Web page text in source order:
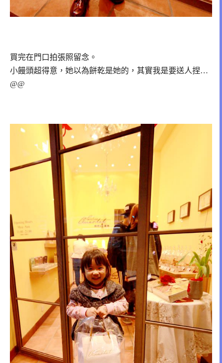
買完在門口拍張照留念。
小饅頭超得意，她以為餅乾是她的，其實我是要送人捏…
@@